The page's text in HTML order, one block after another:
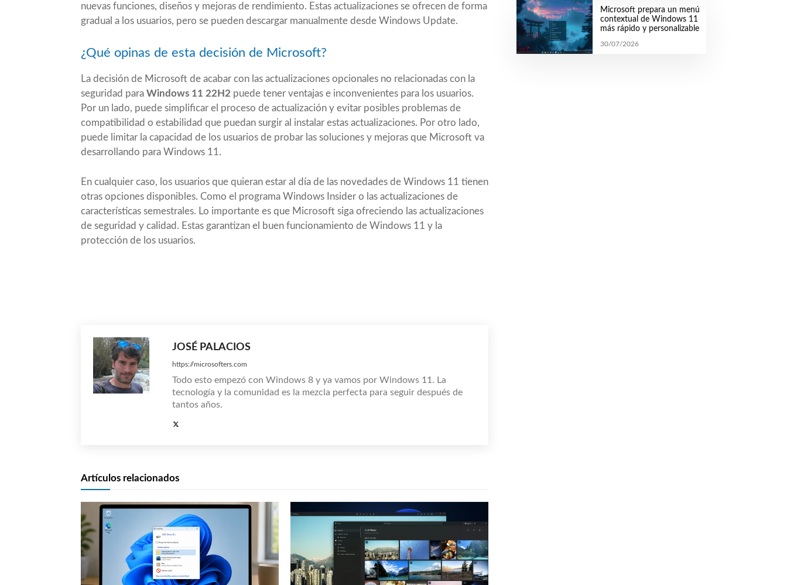
nuevas funciones, diseños y mejoras de rendimiento. Estas actualizaciones se ofrecen de forma
gradual a los usuarios, pero se pueden descargar manualmente desde Windows Update.
¿Qué opinas de esta decisión de Microsoft?
La decisión de Microsoft de acabar con las actualizaciones opcionales no relacionadas con la
seguridad para Windows 11 22H2 puede tener ventajas e inconvenientes para los usuarios.
Por un lado, puede simplificar el proceso de actualización y evitar posibles problemas de
compatibilidad o estabilidad que puedan surgir al instalar estas actualizaciones. Por otro lado,
puede limitar la capacidad de los usuarios de probar las soluciones y mejoras que Microsoft va
desarrollando para Windows 11.
En cualquier caso, los usuarios que quieran estar al día de las novedades de Windows 11 tienen
otras opciones disponibles. Como el programa Windows Insider o las actualizaciones de
características semestrales. Lo importante es que Microsoft siga ofreciendo las actualizaciones
de seguridad y calidad. Estas garantizan el buen funcionamiento de Windows 11 y la
protección de los usuarios.
JOSÉ PALACIOS
https://microsofters.com
Todo esto empezó con Windows 8 y ya vamos por Windows 11. La
tecnología y la comunidad es la mezcla perfecta para seguir después de
tantos años.
Artículos relacionados
Microsoft prepara un menú
contextual de Windows 11
más rápido y personalizable
30/07/2026